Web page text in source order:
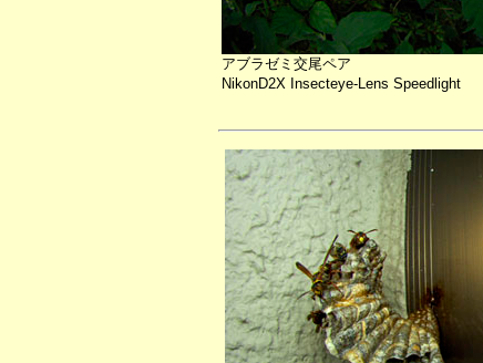
アブラゼミ交尾ペア
NikonD2X Insecteye-Lens Speedlight